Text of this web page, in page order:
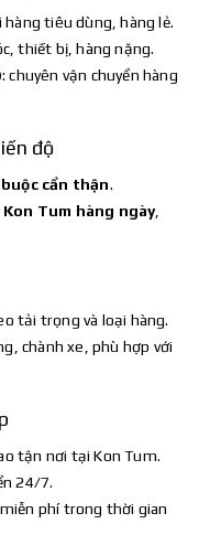
tiêu dùng, hàng lẻ.
thiết bị, hàng nặng.
vận chuyển hàng
độ
cẩn thận.
Tum hàng ngày,
tải trọng và loại hàng.
chành xe, phù hợp với
tận nơi tại Kon Tum.
24/7.
phí trong thời gian